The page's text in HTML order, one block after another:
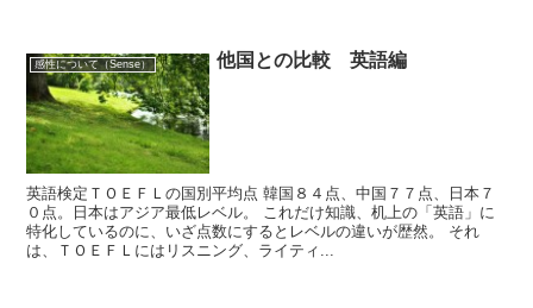
感性について（Sense） 他国との比較 英語編
英語検定ＴＯＥＦＬの国別平均点 韓国８４点、中国７７点、日本７
０点。日本はアジア最低レベル。 これだけ知識、机上の「英語」に
特化しているのに、いざ点数にするとレベルの違いが歴然。 それ
は、ＴＯＥＦＬにはリスニング、ライティ...